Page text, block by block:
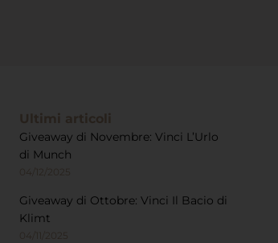
Ultimi articoli
Giveaway di Novembre: Vinci L’Urlo
di Munch
04/12/2025
Giveaway di Ottobre: Vinci Il Bacio di
Klimt
04/11/2025